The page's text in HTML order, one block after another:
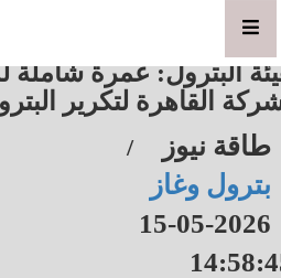
البترول: عمرة شاملة
القاهرة لتكرير
طاقة نيوز /
بترول وغاز
2026-05-15